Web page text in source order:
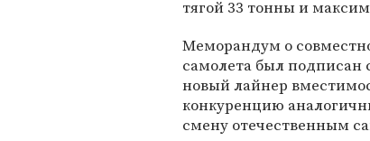
тягой 33 тонны и
Меморандум о
самолета был подписан
новый лайнер
конкуренцию
смену отечественным